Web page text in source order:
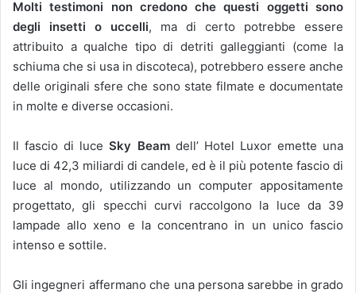
Molti testimoni non credono che questi oggetti sono
degli insetti o uccelli, ma di certo potrebbe essere
attribuito a qualche tipo di detriti galleggianti (come la
schiuma che si usa in discoteca), potrebbero essere anche
delle originali sfere che sono state filmate e documentate
in molte e diverse occasioni.
Il fascio di luceSky Beamdell’ Hotel Luxor emette una
luce di 42,3 miliardi di candele, ed è il più potente fascio di
luce al mondo, utilizzando un computer appositamente
progettato, gli specchi curvi raccolgono la luce da 39
lampade allo xeno e la concentrano in un unico fascio
intenso e sottile.
Gli ingegneri affermano che una persona sarebbe in grado